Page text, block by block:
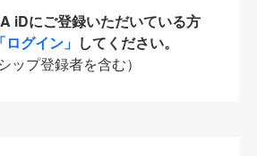
iDにご登録いただいている方
「ログイン」 してください。
ップ登録者を含む）